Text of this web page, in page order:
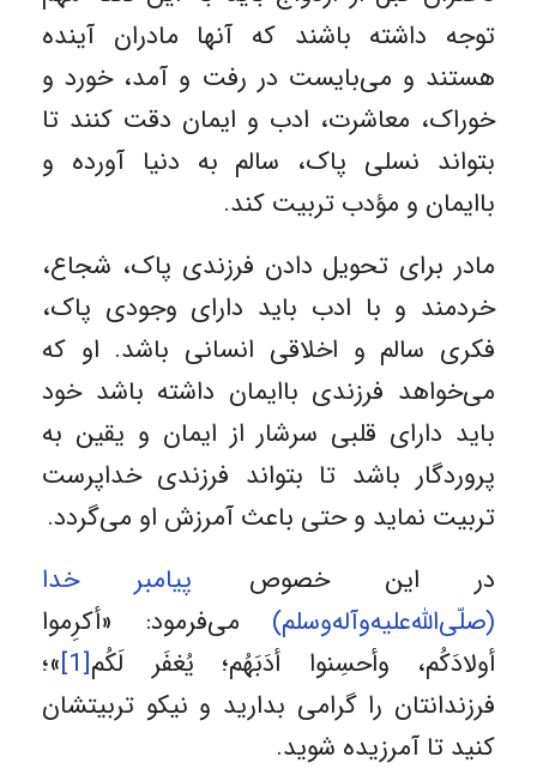
توجه داشته باشند که آنها مادران آینده
هستند و می‌بایست در رفت و آمد، خورد و
خوراک، معاشرت، ادب و ایمان دقت کنند تا
بتواند نسلی پاک، سالم به دنیا آورده و
باایمان و مؤدب تربیت کند.
مادر برای تحویل دادن فرزندی پاک، شجاع،
خردمند و با ادب باید دارای وجودی پاک،
فکری سالم و اخلاقی انسانی باشد. او که
می‌خواهد فرزندی باایمان داشته باشد خود
باید دارای قلبی سرشار از ایمان و یقین به
پروردگار باشد تا بتواند فرزندی خداپرست
تربیت نماید و حتی باعث آمرزش او می‌گردد.
در این خصوص پيامبر خدا
(صلّى‌الله‌عليه‌وآله‌وسلم) می‌فرمود: «أكرِموا
أولادَكُم، وأحسِنوا أدَبَهُم؛ يُغفَر لَكُم[1]
»؛
فرزندانتان را گرامى بداريد و نيكو تربيتشان
كنيد تا آمرزيده شويد.